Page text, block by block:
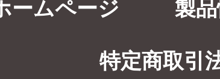
ームページ 製
特定商取引